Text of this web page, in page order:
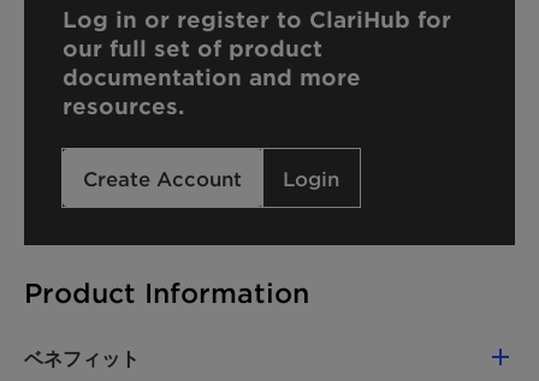
Product Information
ベネフィット
Log in or register to ClariHub for
our full set of product
documentation and more
resources.
Create Account Login